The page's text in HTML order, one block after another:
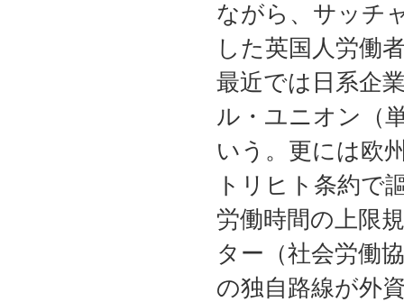
ながら、サッチ
した英国人労働
最近では日系企
ル・ユニオン（
いう。更には欧
トリヒト条約で
労働時間の上限
ター（社会労働
の独自路線が外